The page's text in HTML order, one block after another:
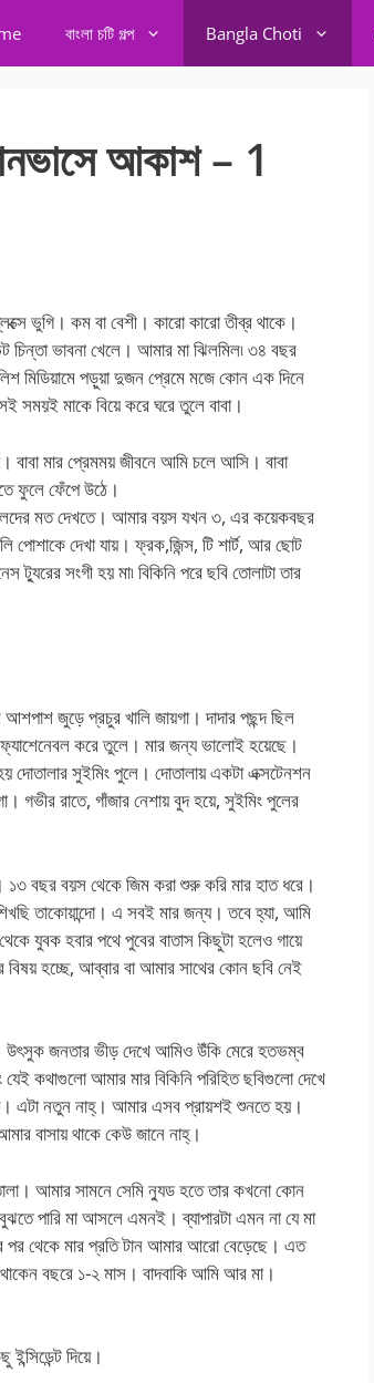
বাংলা চটি গল্প Bangla Choti
আকাশ – 1
কম বা বেশী। কারো কারো তীব্র থাকে।
ভাবনা খেলে। আমার মা ঝিলমিল৷ ৩৪ বছর
মিডিয়ামে পড়ুয়া দুজন প্রেমে মজে কোন এক দিনে
সময়ই মাকে বিয়ে করে ঘরে তুলে বাবা।
বাবা মার প্রেমময় জীবনে আমি চলে আসি। বাবা
ফুলে ফেঁপে উঠে।
মত দেখতে। আমার বয়স যখন ৩, এর কয়েকবছর
দেখা যায়। ফ্রক,জিন্স, টি শার্ট, আর ছোট
ট্যুরের সংগী হয় মা৷ বিকিনি পরে ছবি তোলাটা তার
আশপাশ জুড়ে প্রচুর খালি জায়গা। দাদার পছন্দ ছিল
ফ্যাশেনেবল করে তুলে। মার জন্য ভালোই হয়েছে।
দোতালার সুইমিং পুলে। দোতালায় একটা এক্সটেনশন
গভীর রাতে, গাঁজার নেশায় বুদ হয়ে, সুইমিং পুলের
বছর বয়স থেকে জিম করা শুরু করি মার হাত ধরে।
তাকোয়ান্দো। এ সবই মার জন্য। তবে হ্যা, আমি
যুবক হবার পথে পুবের বাতাস কিছুটা হলেও গায়ে
বিষয় হচ্ছে, আব্বার বা আমার সাথের কোন ছবি নেই
উৎসুক জনতার ভীড় দেখে আমিও উঁকি মেরে হতভম্ব
কথাগুলো আমার মার বিকিনি পরিহিত ছবিগুলো দেখে
এটা নতুন নাহ্। আমার এসব প্রায়শই শুনতে হয়।
বাসায় থাকে কেউ জানে নাহ্।
আমার সামনে সেমি ন্যুড হতে তার কখনো কোন
পারি মা আসলে এমনই। ব্যাপারটা এমন না যে মা
পর থেকে মার প্রতি টান আমার আরো বেড়েছে। এত
বছরে ১-২ মাস। বাদবাকি আমি আর মা।
দিয়ে।